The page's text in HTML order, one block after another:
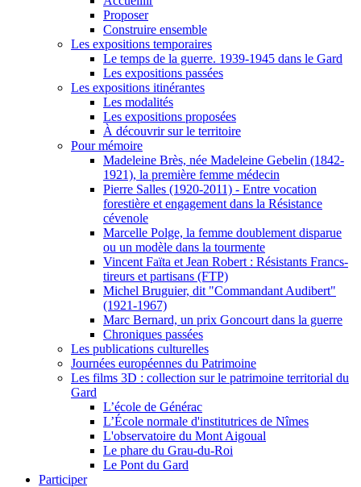
Proposer
Construire ensemble
Les expositions temporaires
Le temps de la guerre. 1939-1945 dans le Gard
Les expositions passées
Les expositions itinérantes
Les modalités
Les expositions proposées
À découvrir sur le territoire
Pour mémoire
Madeleine Brès, née Madeleine Gebelin (1842-
1921), la première femme médecin
Pierre Salles (1920-2011) - Entre vocation
forestière et engagement dans la Résistance
cévenole
Marcelle Polge, la femme doublement disparue
ou un modèle dans la tourmente
Vincent Faïta et Jean Robert : Résistants Francs-
tireurs et partisans (FTP)
Michel Bruguier, dit "Commandant Audibert"
(1921-1967)
Marc Bernard, un prix Goncourt dans la guerre
Chroniques passées
Les publications culturelles
Journées européennes du Patrimoine
Les films 3D : collection sur le patrimoine territorial du
Gard
L’école de Générac
L’École normale d'institutrices de Nîmes
L'observatoire du Mont Aigoual
Le phare du Grau-du-Roi
Le Pont du Gard
Participer